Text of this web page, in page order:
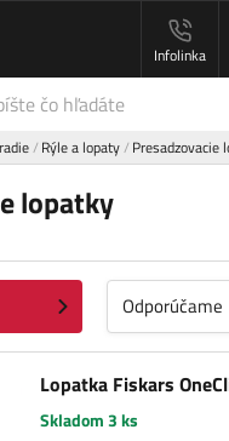
Infolinka
Rýle a lopaty Presadzovacie
lopatky
Odporúčame
Lopatka Fiskars
Skladom 3 ks